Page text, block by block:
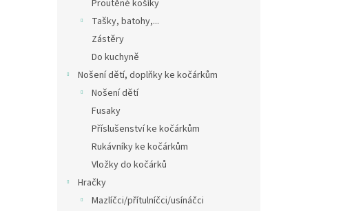
Proutěné košíky
Tašky, batohy,...
Zástěry
Do kuchyně
Nošení dětí, doplňky ke kočárkům
Nošení dětí
Fusaky
Příslušenství ke kočárkům
Rukávníky ke kočárkům
Vložky do kočárků
Hračky
Mazlíčci/přítulníčci/usínáčci